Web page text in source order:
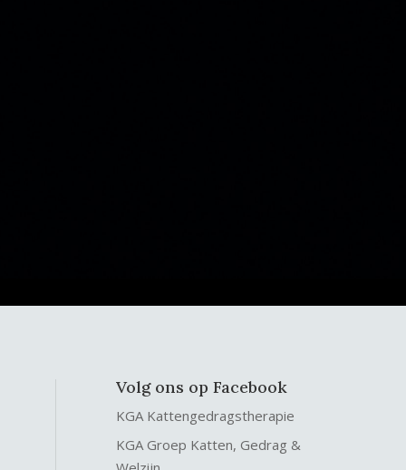
Volg ons op Facebook
KGA Kattengedragstherapie
KGA Groep Katten, Gedrag &